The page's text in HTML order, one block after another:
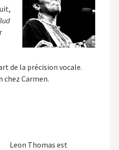
de la précision vocale.
chez Carmen.
Leon Thomas est